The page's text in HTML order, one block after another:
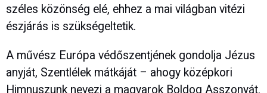
széles közönség elé, ehhez a mai világban vitézi
észjárás is szükségeltetik.
A művész Európa védőszentjének gondolja Jézus
anyját, Szentlélek mátkáját – ahogy középkori
Himnuszunk nevezi a magyarok Boldog Asszonyát.